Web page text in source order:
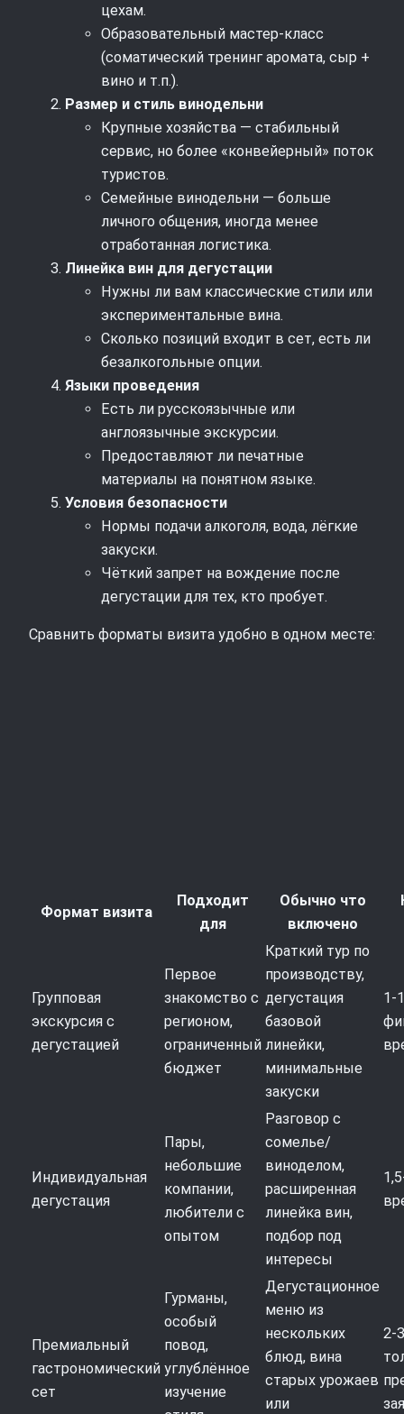
цехам.
Образовательный мастер-класс
(соматический тренинг аромата, сыр +
вино и т.п.).
Размер и стиль винодельни
Крупные хозяйства — стабильный
сервис, но более «конвейерный» поток
туристов.
Семейные винодельни — больше
личного общения, иногда менее
отработанная логистика.
Линейка вин для дегустации
Нужны ли вам классические стили или
экспериментальные вина.
Сколько позиций входит в сет, есть ли
безалкогольные опции.
Языки проведения
Есть ли русскоязычные или
англоязычные экскурсии.
Предоставляют ли печатные
материалы на понятном языке.
Условия безопасности
Нормы подачи алкоголя, вода, лёгкие
закуски.
Чёткий запрет на вождение после
дегустации для тех, кто пробует.
Сравнить форматы визита удобно в одном месте:
Формат визита
Подходит
для
Обычно что
включено
Групповая
экскурсия с
дегустацией
Первое
знакомство с
регионом,
ограниченный
бюджет
Краткий тур по
производству,
дегустация
базовой
линейки,
минимальные
закуски
1-
Индивидуальная
дегустация
Пары,
небольшие
компании,
любители с
опытом
Разговор с
сомелье/
виноделом,
расширенная
линейка вин,
подбор под
интересы
Премиальный
гастрономический
сет
Гурманы,
особый
повод,
углублённое
изучение
Дегустационное
меню из
нескольких
блюд, вина
старых урожаев
или
2-